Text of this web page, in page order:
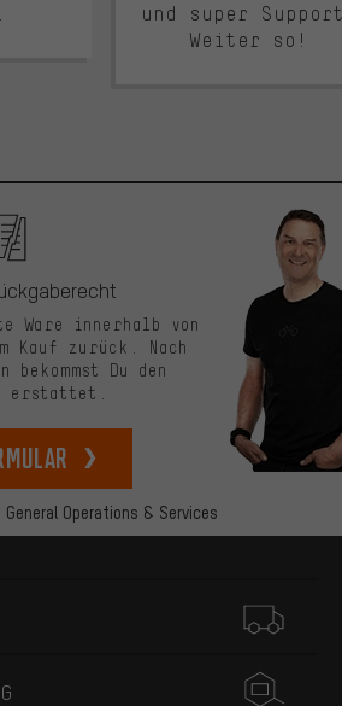
und super
Weiter so!
General Operations & Services
Ware innerhalb von
Kauf zurück. Nach
bekommst Du den
erstattet.